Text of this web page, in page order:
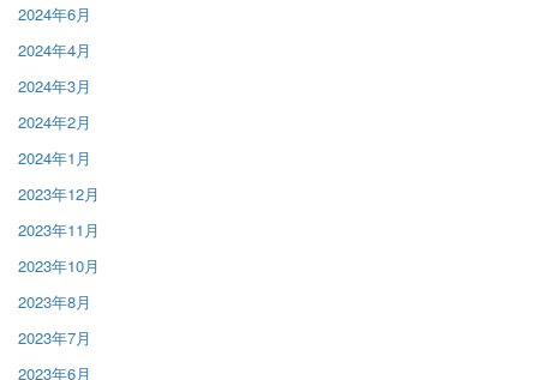
2024年6月
2024年4月
2024年3月
2024年2月
2024年1月
2023年12月
2023年11月
2023年10月
2023年8月
2023年7月
2023年6月